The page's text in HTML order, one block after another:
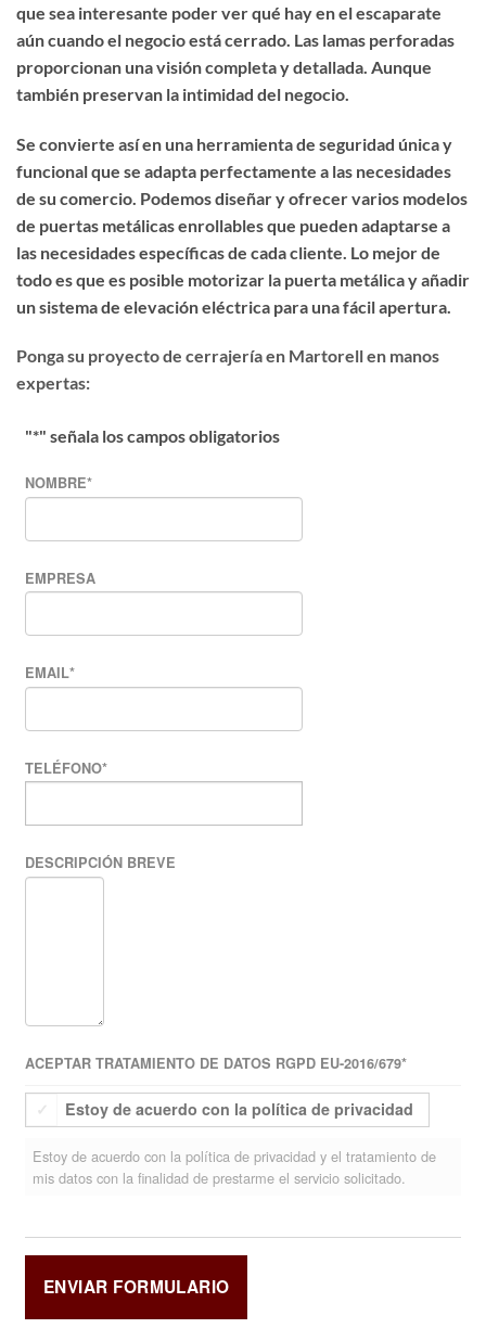
que sea interesante poder ver qué hay en el escaparate
aún cuando el negocio está cerrado. Las lamas perforadas
proporcionan una visión completa y detallada. Aunque
también preservan la intimidad del negocio.
Se convierte así en una herramienta de seguridad única y
funcional que se adapta perfectamente a las necesidades
de su comercio. Podemos diseñar y ofrecer varios modelos
de puertas metálicas enrollables que pueden adaptarse a
las necesidades específicas de cada cliente. Lo mejor de
todo es que es posible motorizar la puerta metálicay añadir
un sistema de elevación eléctrica para una fácil apertura.
Ponga su proyecto de cerrajería en Martorell en manos
expertas:
"*" señala los campos obligatorios
NOMBRE*
EMPRESA
EMAIL*
TELÉFONO*
DESCRIPCIÓN BREVE
ACEPTAR TRATAMIENTO DE DATOS RGPD EU-2016/679*
Estoy de acuerdo con la política de privacidad
Estoy de acuerdo con la política de privacidad y el tratamiento de
mis datos con la finalidad de prestarme el servicio solicitado.